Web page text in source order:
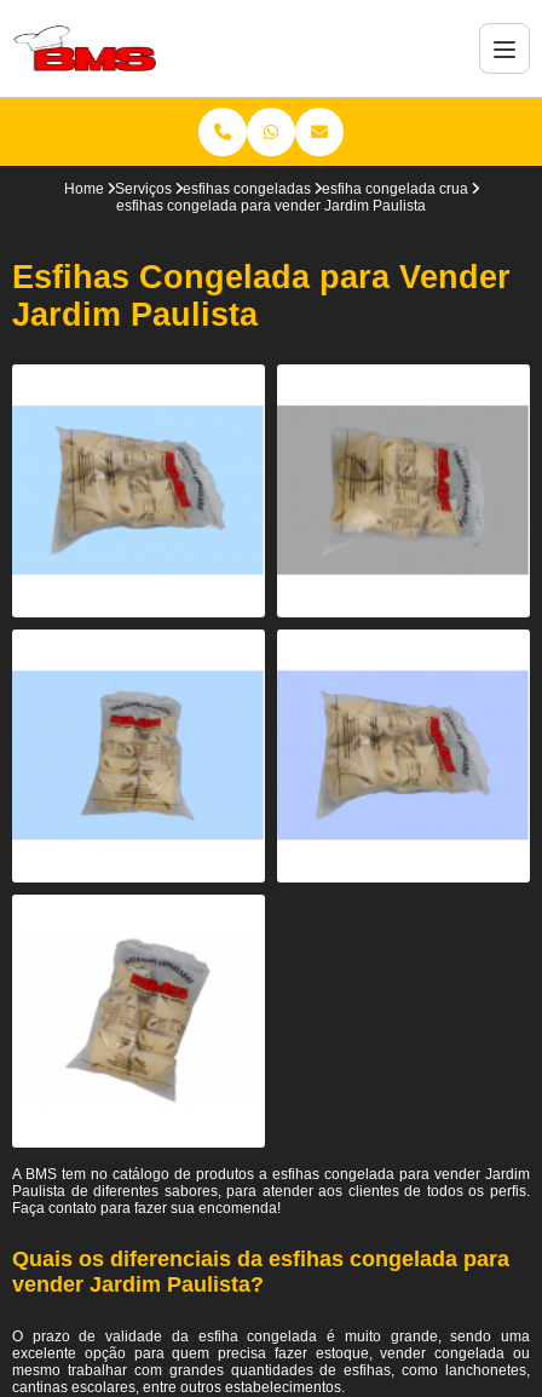
Home Serviços esfihas congeladas
esfiha congelada crua
esfihas congelada para vender Jardim Paulista
Esfihas Congelada para Vender
Jardim Paulista
A BMS tem no catálogo de produtos a esfihas congelada para vender Jardim
Paulista de diferentes sabores, para atender aos clientes de todos os perfis.
Faça contato para fazer sua encomenda!
Quais os diferenciais da esfihas congelada para
vender Jardim Paulista?
O prazo de validade da esfiha congelada é muito grande, sendo uma
excelente opção para quem precisa fazer estoque, vender congelada ou
mesmo trabalhar com grandes quantidades de esfihas, como lanchonetes,
cantinas escolares, entre outros estabelecimentos.